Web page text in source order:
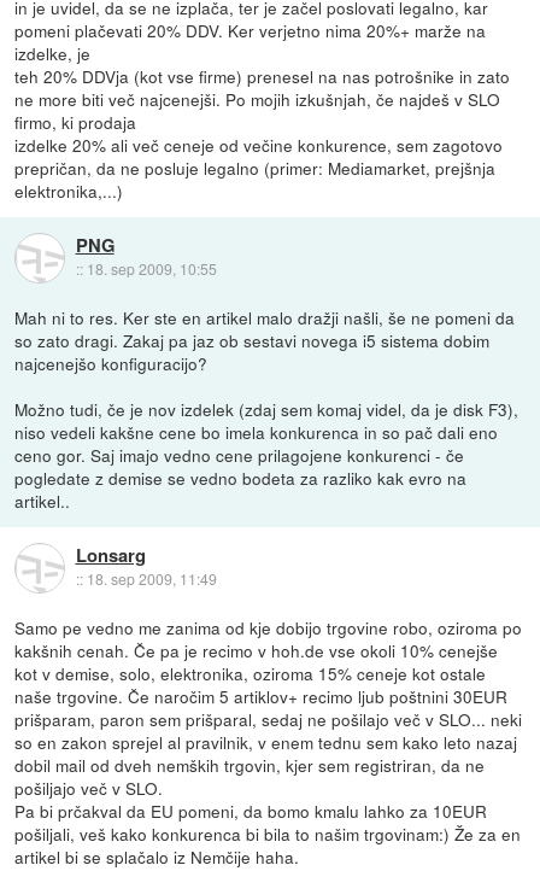
in je uvidel, da se ne izplača, ter je začel poslovati legalno, kar
pomeni plačevati 20% DDV. Ker verjetno nima 20%+ marže na
izdelke, je
teh 20% DDVja (kot vse firme) prenesel na nas potrošnike in zato
ne more biti več najcenejši. Po mojih izkušnjah, če najdeš v SLO
firmo, ki prodaja
izdelke 20% ali več ceneje od večine konkurence, sem zagotovo
prepričan, da ne posluje legalno (primer: Mediamarket, prejšnja
elektronika,...)
PNG
:: 18. sep 2009, 10:55
Mah ni to res. Ker ste en artikel malo dražji našli, še ne pomeni da
so zato dragi. Zakaj pa jaz ob sestavi novega i5 sistema dobim
najcenejšo konfiguracijo?
Možno tudi, če je nov izdelek (zdaj sem komaj videl, da je disk F3),
niso vedeli kakšne cene bo imela konkurenca in so pač dali eno
ceno gor. Saj imajo vedno cene prilagojene konkurenci - če
pogledate z demise se vedno bodeta za razliko kak evro na
artikel..
Lonsarg
:: 18. sep 2009, 11:49
Samo pe vedno me zanima od kje dobijo trgovine robo, oziroma po
kakšnih cenah. Če pa je recimo v hoh.de vse okoli 10% cenejše
kot v demise, solo, elektronika, oziroma 15% ceneje kot ostale
naše trgovine. Če naročim 5 artiklov+ recimo ljub poštnini 30EUR
prišparam, paron sem prišparal, sedaj ne pošilajo več v SLO... neki
so en zakon sprejel al pravilnik, v enem tednu sem kako leto nazaj
dobil mail od dveh nemških trgovin, kjer sem registriran, da ne
pošiljajo več v SLO.
Pa bi prčakval da EU pomeni, da bomo kmalu lahko za 10EUR
pošiljali, veš kako konkurenca bi bila to našim trgovinam:) Že za en
artikel bi se splačalo iz Nemčije haha.